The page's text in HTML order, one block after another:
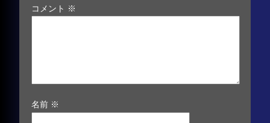
コメント ※
名前 ※